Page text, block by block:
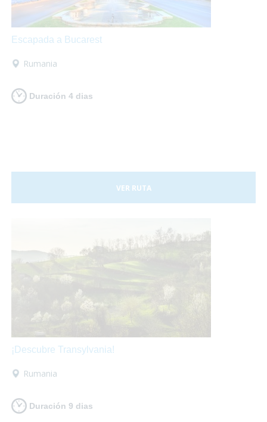
Escapada a Bucarest
Rumania
Duración 4 dias
VER RUTA
¡Descubre Transylvania!
Rumania
Duración 9 dias